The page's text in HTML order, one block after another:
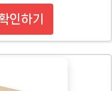
인하기